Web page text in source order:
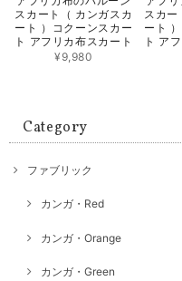
スカート（ カンガスカ
ート ）コクーンスカー
ト アフリカ布スカート
¥9,980
スカー
ート
ト ア
Category
ファブリック
カンガ・Red
カンガ・Orange
カンガ・Green